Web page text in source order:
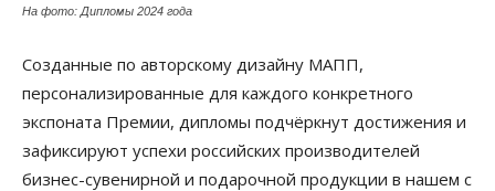
На фото: Дипломы 2024 года
Созданные по авторскому дизайну МАПП,
персонализированные для каждого конкретного
экспоната Премии, дипломы подчёркнут достижения и
зафиксируют успехи российских производителей
бизнес-сувенирной и подарочной продукции в нашем с